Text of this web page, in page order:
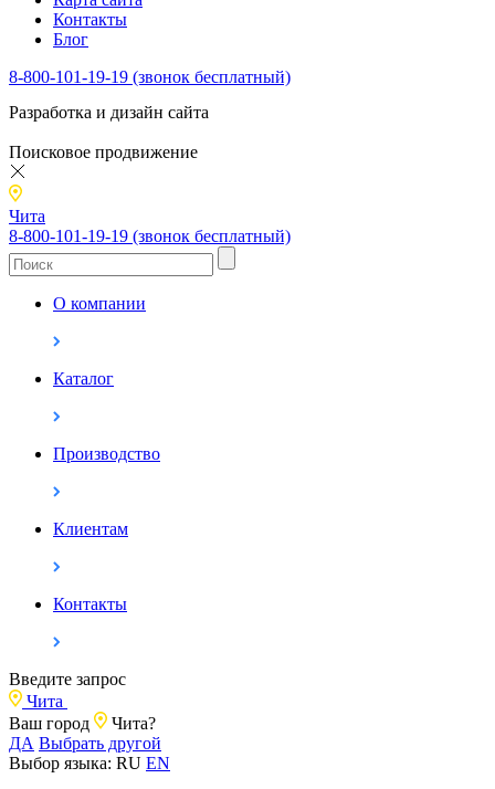
Контакты
Блог
8-800-101-19-19 (звонок бесплатный)
Разработка и дизайн сайта
Поисковое продвижение
Чита
8-800-101-19-19 (звонок бесплатный)
О компании
Каталог
Производство
Клиентам
Контакты
Введите запрос
Чита
Ваш город
Чита?
ДА Выбрать другой
Выбор языка: RU EN